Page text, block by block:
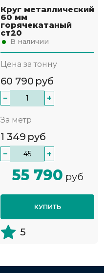
Круг металлический
60 мм
горячекатаный
ст20
В наличии
Цена за тонну
60 790 руб
− +
За метр
1 349 руб
− +
55 790 руб
КУПИТЬ
5